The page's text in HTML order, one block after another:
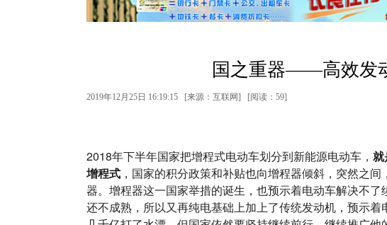
国之重器——高效发
2019年12月25日 16:19:15 [来源：互联网] [阅读：59]
2018年下半年国家把增程式电动车划分到新能源电动车， 就
增程式 ，国家的积分政策和补贴也向增程器倾斜，突然之
器。增程器这一国家举措的诞生，也预示着电动车解决不了
还不成熟，所以又再纯电基础上加上了传统发动机，预示